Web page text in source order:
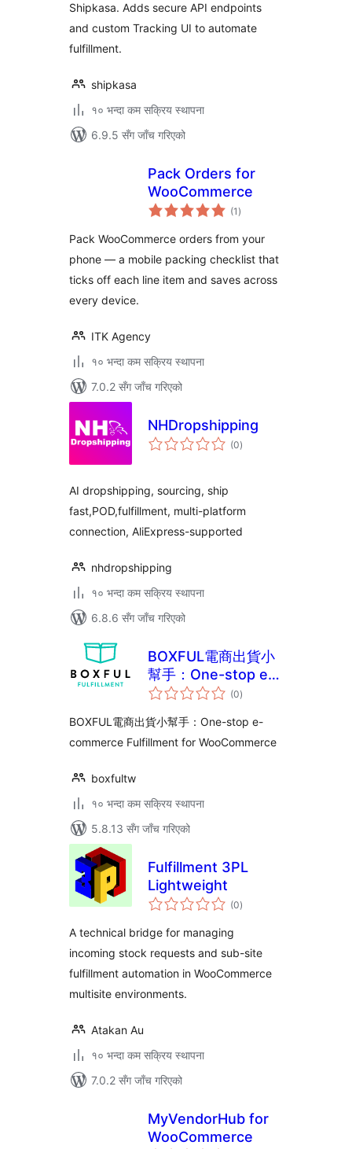
Shipkasa. Adds secure API endpoints
and custom Tracking UI to automate
fulfillment.
shipkasa
१० भन्दा कम सक्रिय स्थापना
6.9.5 सँग जाँच गरिएको
Pack Orders for
WooCommerce
(1 कुल
रेटिङ्गहरू
)
Pack WooCommerce orders from your
phone — a mobile packing checklist that
ticks off each line item and saves across
every device.
ITK Agency
१० भन्दा कम सक्रिय स्थापना
7.0.2 सँग जाँच गरिएको
NHDropshipping
(0कुल
रेटिङ्गहरू
)
AI dropshipping, sourcing, ship
fast,POD,fulfillment, multi-platform
connection, AliExpress-supported
nhdropshipping
१० भन्दा कम सक्रिय स्थापना
6.8.6 सँग जाँच गरिएको
BOXFUL電商出貨小
幫手：One-stop e-
commerce
WooCommerce
(0कुल
रेटिङ्गहरू
)
BOXFUL電商出貨小幫手：One-stop e-
commerce Fulfillment for WooCommerce
boxfultw
१० भन्दा कम सक्रिय स्थापना
5.8.13 सँग जाँच गरिएको
Fulfillment 3PL
Lightweight
(0कुल
रेटिङ्गहरू
)
A technical bridge for managing
incoming stock requests and sub-site
fulfillment automation in WooCommerce
multisite environments.
Atakan Au
१० भन्दा कम सक्रिय स्थापना
7.0.2 सँग जाँच गरिएको
MyVendorHub for
WooCommerce